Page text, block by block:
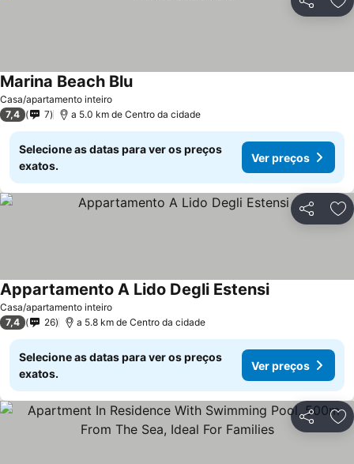
Partilhar
Casa/apartamento inteiro
Marina Beach Blu
7,4 7 a 5.0 km de Centro da cidade
Selecione as datas para ver os preços
exatos.
Ver preços
Partilhar
Casa/apartamento inteiro
Appartamento A Lido Degli Estensi
7,4 26 a 5.8 km de Centro da cidade
Selecione as datas para ver os preços
exatos.
Ver preços
Partilhar